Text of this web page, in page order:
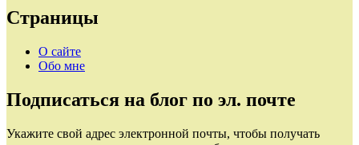
Страницы
О сайте
Обо мне
Подписаться на блог по эл. почте
Укажите свой адрес электронной почты, чтобы получать